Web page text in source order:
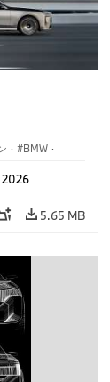
· BMW ·
2026
5.65 MB